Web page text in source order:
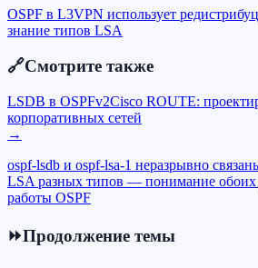
OSPF в L3VPN использует
знание типов LSA
🔗Смотрите также
LSDB в OSPFv2Cisco ROUTE:
корпоративных сетей
→
ospf-lsdb и ospf-lsa-1 неразрывно
LSA разных типов — понимание обоих
работы OSPF
⏩Продолжение темы